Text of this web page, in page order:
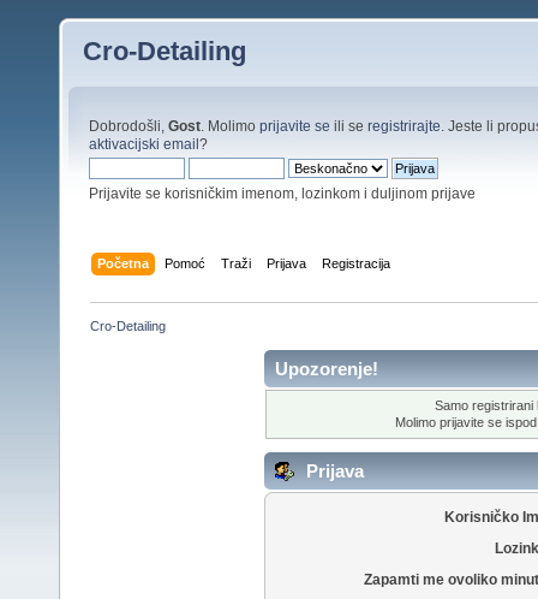
Cro-Detailing
Dobrodošli, Gost . Molimo prijavite se ili se registrirajte . Jeste li
aktivacijski email?
Prijavite se korisničkim imenom, lozinkom i duljinom prijave
Početna Pomoć Traži Prijava Registracija
Cro-Detailing
Upozorenje!
Samo registrirani
Molimo prijavite se
Prijava
Korisničko
Zapamti me ovoliko